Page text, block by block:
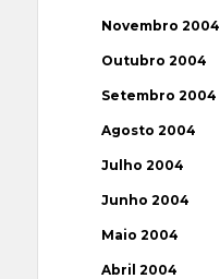
Novembro 2004
Outubro 2004
Setembro 2004
Agosto 2004
Julho 2004
Junho 2004
Maio 2004
Abril 2004